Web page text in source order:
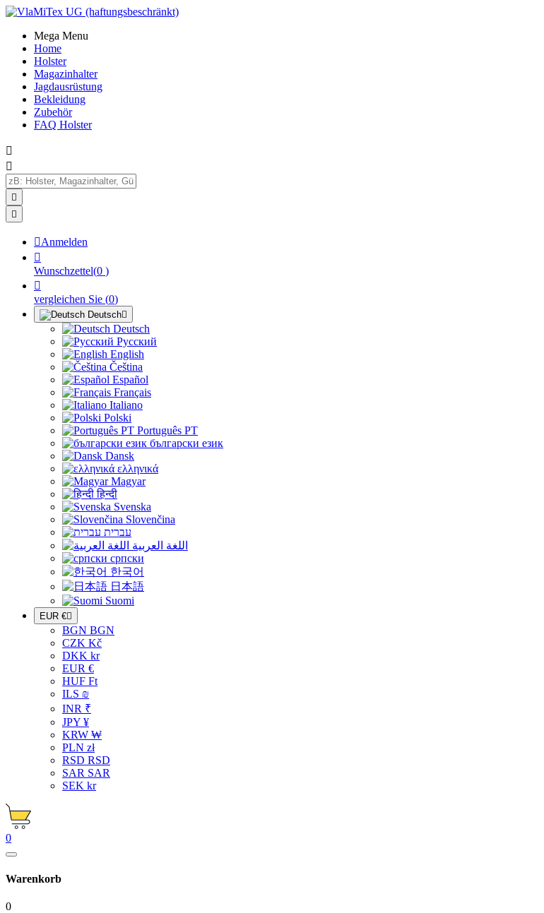
Mega Menu
Home
Holster
Magazinhalter
Jagdausrüstung
Bekleidung
Zubehör
FAQ Holster




Anmelden

Wunschzettel(0 )

vergleichen Sie (0)
Deutsch
Deutsch
Русский
English
Čeština
Español
Français
Italiano
Polski
Português PT
български език
Dansk
ελληνικά
Magyar
हिन्दी
Svenska
Slovenčina
עברית
اللغة العربية
српски
한국어
日本語
Suomi
EUR €
BGN BGN
CZK Kč
DKK kr
EUR €
HUF Ft
ILS ₪
INR ₹
JPY ¥
KRW ₩
PLN zł
RSD RSD
SAR SAR
SEK kr
0
Warenkorb
0